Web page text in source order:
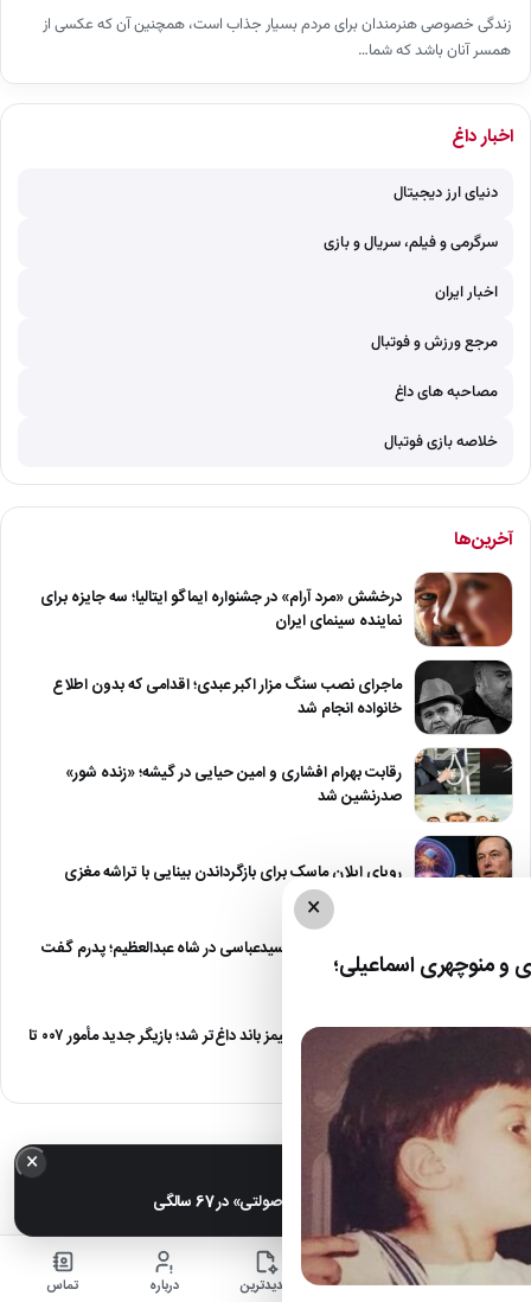
زندگی خصوصی هنرمندان برای مردم بسیار جذاب است، همچنین آن که عکسی از
همسر آنان باشد که شما…
اخبار داغ
دنیای ارز دیجیتال
سرگرمی و فیلم، سریال و بازی
اخبار ایران
مرجع ورزش و فوتبال
مصاحبه های داغ
خلاصه بازی فوتبال
آخرین‌ها
درخشش «مرد آرام» در جشنواره ایماگو ایتالیا؛ سه جایزه برای
نماینده سینمای ایران
ماجرای نصب سنگ مزار اکبر عبدی؛ اقدامی که بدون اطلاع
خانواده انجام شد
رقابت بهرام افشاری و امین حیایی در گیشه؛ «زنده شور»
صدرنشین شد
رویای ایلان ماسک برای بازگرداندن بینایی با تراشه مغزی
درگیری شدید داود سیدعباسی در شاه عبدالعظیم؛ پدرم گفت
طرف مُرد!
رقابت برای نقش جیمز باند داغ‌تر شد؛ بازیگر جدید مأمور ۰۰۷ تا
پایان…
×
منوچهری اسماعیلی؛
× خبر مهم
عکس| تغییر چهره «شهره صولتی» در 67 سالگی
خانه اخبار جدیدترین درباره تماس